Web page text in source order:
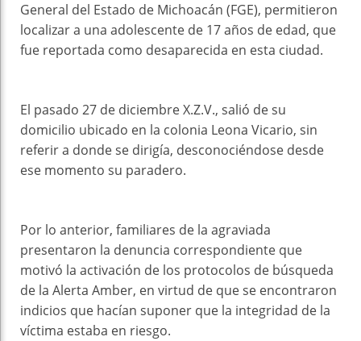
General del Estado de Michoacán (FGE), permitieron
localizar a una adolescente de 17 años de edad, que
fue reportada como desaparecida en esta ciudad.
El pasado 27 de diciembre X.Z.V., salió de su
domicilio ubicado en la colonia Leona Vicario, sin
referir a donde se dirigía, desconociéndose desde
ese momento su paradero.
Por lo anterior, familiares de la agraviada
presentaron la denuncia correspondiente que
motivó la activación de los protocolos de búsqueda
de la Alerta Amber, en virtud de que se encontraron
indicios que hacían suponer que la integridad de la
víctima estaba en riesgo.